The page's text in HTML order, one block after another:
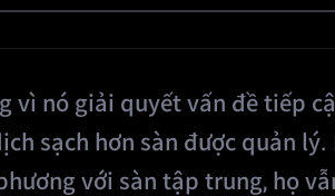
vì nó giải quyết vấn đề tiếp
sạch hơn sàn được quản lý.
với sàn tập trung, họ